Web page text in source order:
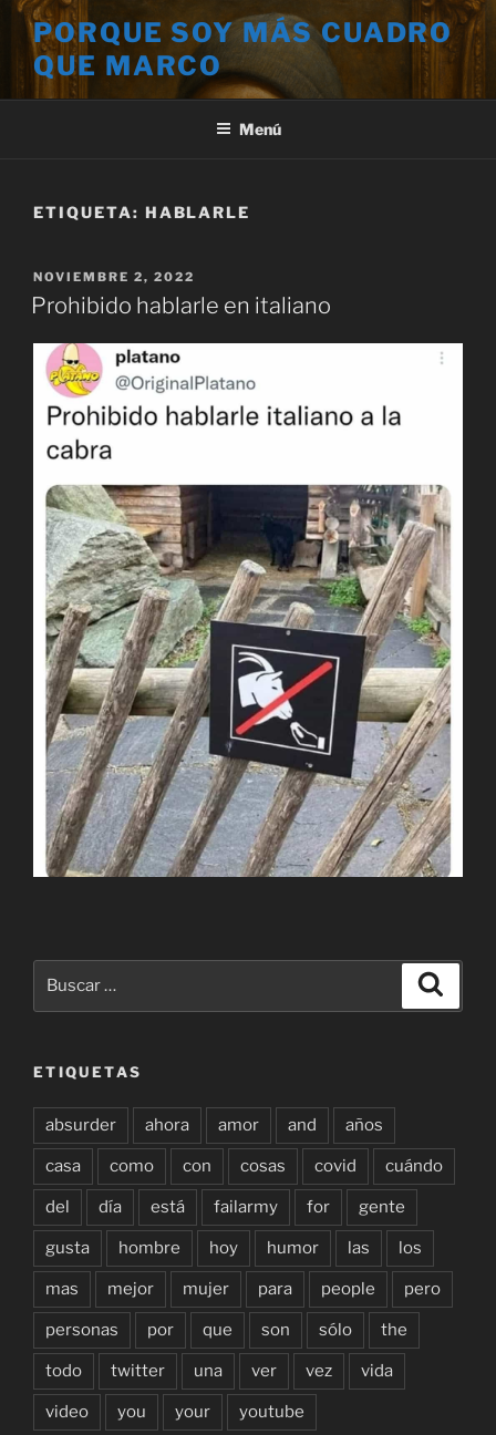
Saltar
contenido
PORQUE SOY MÁS CUADRO
QUE MARCO
Menú
ETIQUETA: HABLARLE
PUBLICADO
EL
NOVIEMBRE 2, 2022
Prohibido hablarle en italiano
ETIQUETAS
absurder ahora amor and años
casa como con cosas covid cuándo
del día está failarmy for gente
gusta hombre hoy humor las los
mas mejor mujer para people pero
personas por que son sólo the
todo twitter una ver vez vida
video you your youtube